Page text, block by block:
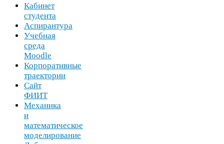
Кабинет
студента
Аспирантура
Учебная
среда
Moodle
Корпоративные
траектории
Сайт
ФИИТ
Механика
и
математическое
моделирование